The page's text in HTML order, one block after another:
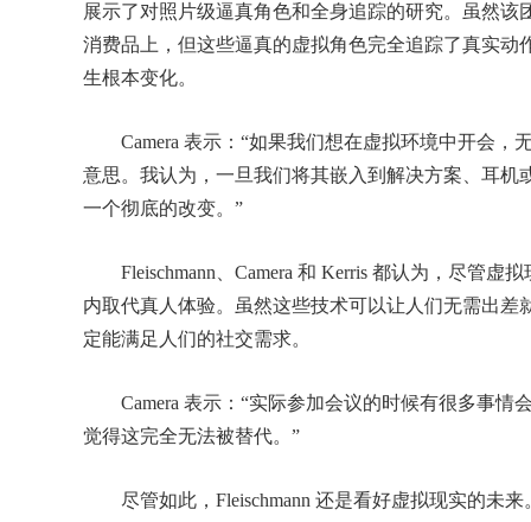
展示了对照片级逼真角色和全身追踪的研究。虽然该
消费品上，但这些逼真的虚拟角色完全追踪了真实
生根本变化。
Camera 表示：“如果我们想在虚拟环境中开会，
意思。我认为，一旦我们将其嵌入到解决方案、耳
一个彻底的改变。”
Fleischmann、Camera 和 Kerris 都认为，尽管虚
内取代真人体验。虽然这些技术可以让人们无需出
定能满足人们的社交需求。
Camera 表示：“实际参加会议的时候有很多事情
觉得这完全无法被替代。”
尽管如此，Fleischmann 还是看好虚拟现实的未来